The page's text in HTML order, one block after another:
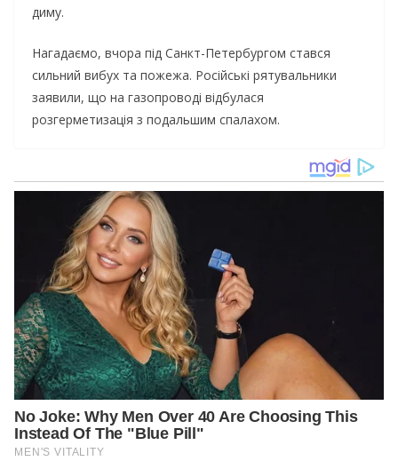
диму.
Нагадаємо, вчора під Санкт-Петербургом стався
сильний вибух та пожежа. Російські рятувальники
заявили, що на газопроводі відбулася
розгерметизація з подальшим спалахом.